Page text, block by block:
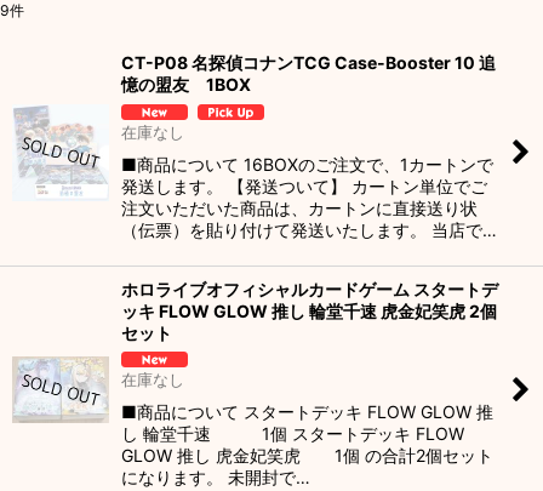
絞り込む
9件
CT-P08 名探偵コナンTCG Case-Booster 10 追
憶の盟友 1BOX
在庫なし
■商品について 16BOXのご注文で、1カートンで
発送します。 【発送ついて】 カートン単位でご
注文いただいた商品は、カートンに直接送り状
（伝票）を貼り付けて発送いたします。 当店で…
ホロライブオフィシャルカードゲーム スタートデ
ッキ FLOW GLOW 推し 輪堂千速 虎金妃笑虎 2個
セット
在庫なし
■商品について スタートデッキ FLOW GLOW 推
し 輪堂千速 1個 スタートデッキ FLOW
GLOW 推し 虎金妃笑虎 1個 の合計2個セット
になります。 未開封で…